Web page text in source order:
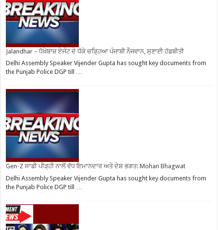
Jalandhar – ਧੋਖੇਬਾਜ਼ ਏਜੰਟ ਦੇ ਧੱਕੇ ਚੜ੍ਹਿਆ ਪੰਜਾਬੀ ਨੌਜਵਾਨ, ਸੁਣਾਈ ਹੱਡਬੀਤੀ
Delhi Assembly Speaker Vijender Gupta has sought key documents from
the Punjab Police DGP till …
Gen-Z ਸਾਡੀ ਪੀੜ੍ਹੀ ਨਾਲੋਂ ਵੱਧ ਇਮਾਨਦਾਰ ਅਤੇ ਦੇਸ਼ ਭਗਤ: Mohan Bhagwat
Delhi Assembly Speaker Vijender Gupta has sought key documents from
the Punjab Police DGP till …